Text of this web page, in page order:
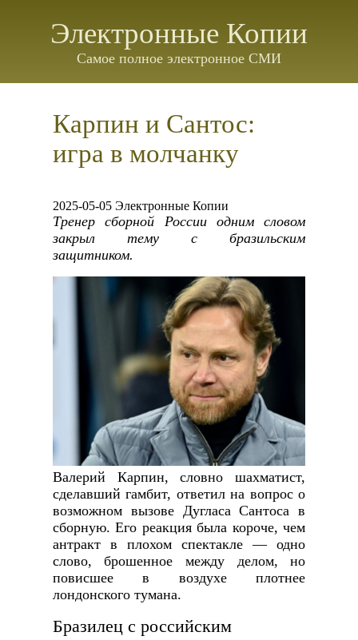
Электронные Копии
Самое полное электронное СМИ
Карпин и Сантос:
игра в молчанку
2025-05-05 Электронные Копии
Тренер сборной России одним словом
закрыл тему с бразильским
защитником.
Валерий Карпин, словно шахматист,
сделавший гамбит, ответил на вопрос о
возможном вызове Дугласа Сантоса в
сборную. Его реакция была короче, чем
антракт в плохом спектакле — одно
слово, брошенное между делом, но
повисшее в воздухе плотнее
лондонского тумана.
Бразилец с российским